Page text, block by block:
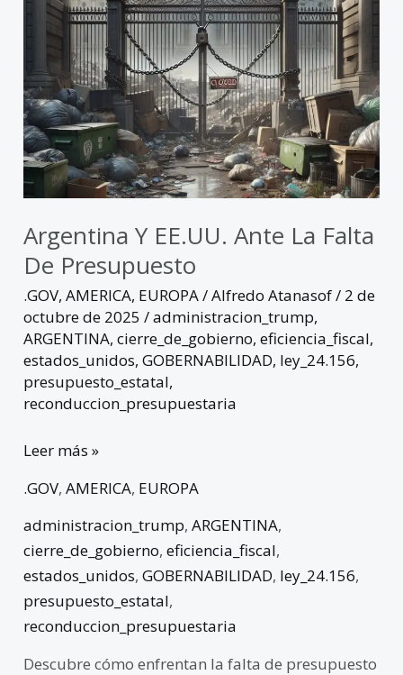
Argentina Y EE.UU. Ante La Falta
De Presupuesto
.GOV,AMERICA, EUROPA/Alfredo Atanasof/ 2 de
octubre de 2025/administracion_trump,
ARGENTINA,cierre_de_gobierno,eficiencia_fiscal,
estados_unidos,GOBERNABILIDAD, ley_24.156,
presupuesto_estatal,
reconduccion_presupuestaria
presupuesto
Leer más »
.GOV,AMERICA, EUROPA
administracion_trump,ARGENTINA,
cierre_de_gobierno,eficiencia_fiscal,
estados_unidos,GOBERNABILIDAD, ley_24.156,
presupuesto_estatal,
reconduccion_presupuestaria
Descubre cómo enfrentan la falta de presupuesto